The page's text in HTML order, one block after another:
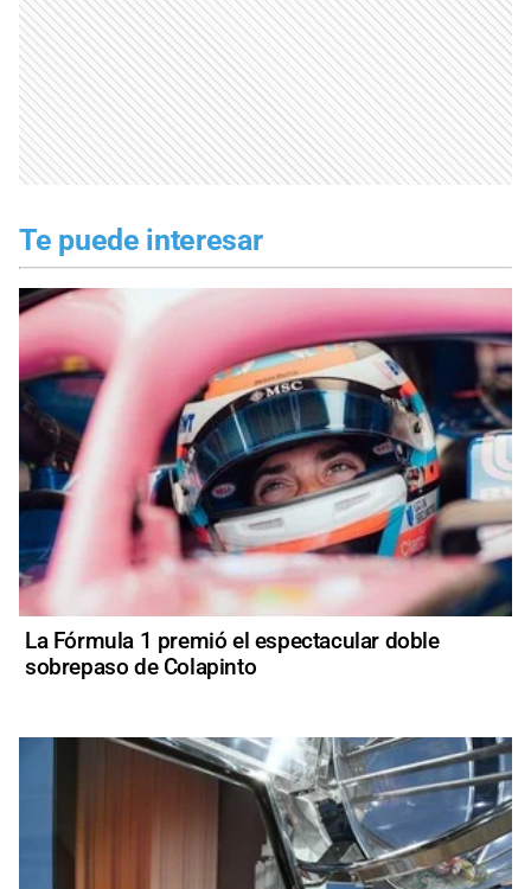
Te puede interesar
La Fórmula 1 premió el espectacular doble
sobrepaso de Colapinto